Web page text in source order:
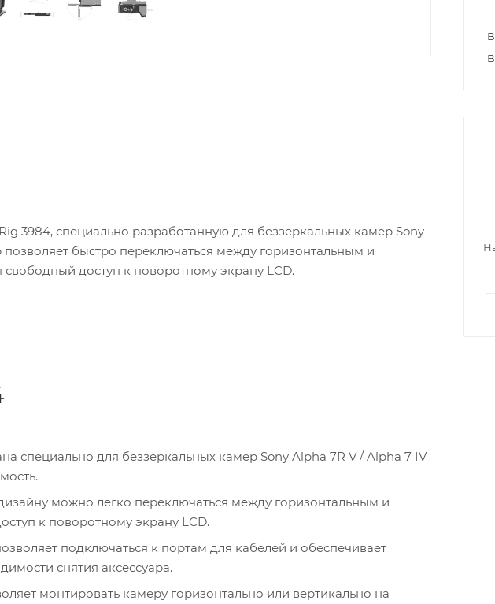
3984, специально разработанную для беззеркальных камер Sony
позволяет быстро переключаться между горизонтальным и
доступ к поворотному экрану LCD.
специально для беззеркальных камер Sony Alpha 7R V / Alpha 7 IV
можно легко переключаться между горизонтальным и
к поворотному экрану LCD.
подключаться к портам для кабелей и обеспечивает
снятия аксессуара.
монтировать камеру горизонтально или вертикально на